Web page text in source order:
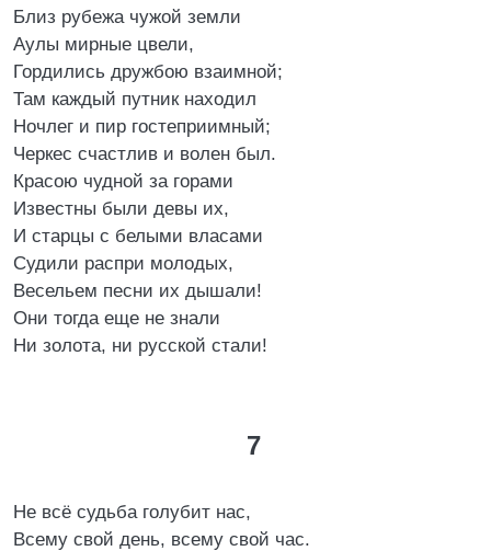
Близ рубежа чужой земли
Аулы мирные цвели,
Гордились дружбою взаимной;
Там каждый путник находил
Ночлег и пир гостеприимный;
Черкес счастлив и волен был.
Красою чудной за горами
Известны были девы их,
И старцы с белыми власами
Судили распри молодых,
Весельем песни их дышали!
Они тогда еще не знали
Ни золота, ни русской стали!
7
Не всё судьба голубит нас,
Всему свой день, всему свой час.